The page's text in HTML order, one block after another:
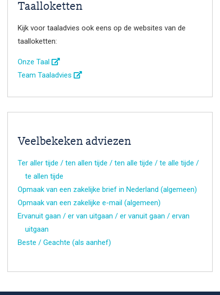
Taalloketten
Kijk voor taaladvies ook eens op de websites van de
taalloketten:
Onze Taal
Team Taaladvies
Veelbekeken adviezen
Ter aller tijde / ten allen tijde / ten alle tijde / te alle tijde /
te allen tijde
Opmaak van een zakelijke brief in Nederland (algemeen)
Opmaak van een zakelijke e-mail (algemeen)
Ervanuit gaan / er van uitgaan / er vanuit gaan / ervan
uitgaan
Beste / Geachte (als aanhef)